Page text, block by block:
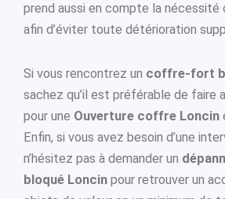
prend aussi en compte la nécessité
afin d’éviter toute détérioration
Si vous rencontrez un coffre-fort
sachez qu’il est préférable de faire
pour une Ouverture coffre Loncin
Enfin, si vous avez besoin d’une
n’hésitez pas à demander un
bloqué Loncin pour retrouver un